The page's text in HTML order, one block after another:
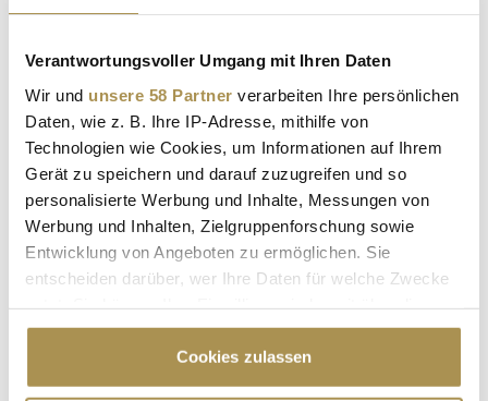
Verantwortungsvoller Umgang mit Ihren Daten
Wir und unsere 58 Partner verarbeiten Ihre persönlichen
Daten, wie z. B. Ihre IP-Adresse, mithilfe von
Technologien wie Cookies, um Informationen auf Ihrem
Gerät zu speichern und darauf zuzugreifen und so
personalisierte Werbung und Inhalte, Messungen von
Werbung und Inhalten, Zielgruppenforschung sowie
Entwicklung von Angeboten zu ermöglichen. Sie
entscheiden darüber, wer Ihre Daten für welche Zwecke
Cookie-Erklärung oder durch Klicken auf das Privacy
Trigger Symbol ändern oder widerrufen
Cookies zulassen